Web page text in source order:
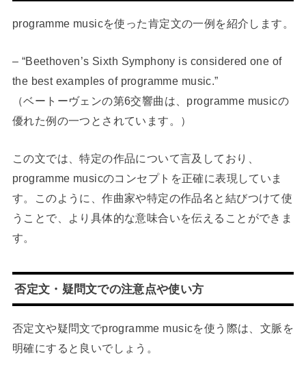
programme musicを使った肯定文の一例を紹介します。
– “Beethoven’s Sixth Symphony is considered one of
the best examples of programme music.”
（ベートーヴェンの第6交響曲は、programme musicの
優れた例の一つとされています。）
この文では、特定の作品について言及しており、
programme musicのコンセプトを正確に表現していま
す。このように、作曲家や特定の作品名と結びつけて使
うことで、より具体的な意味合いを伝えることができま
す。
否定文・疑問文での注意点や使い方
否定文や疑問文でprogramme musicを使う際は、文脈を
明確にすると良いでしょう。